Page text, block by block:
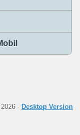
- Desktop Version